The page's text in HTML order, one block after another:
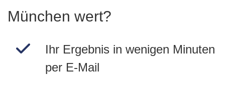
München wert?
Ihr Ergebnis in wenigen Minuten
per E-Mail